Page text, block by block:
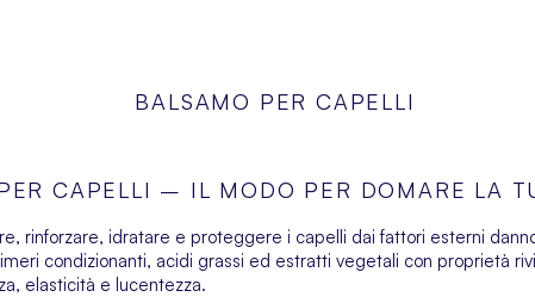
BALSAMO PER CAPELLI
CAPELLI – IL MODO PER DOMARE LA
rinforzare, idratare e proteggere i capelli dai fattori esterni
condizionanti, acidi grassi ed estratti vegetali con proprietà
elasticità e lucentezza.